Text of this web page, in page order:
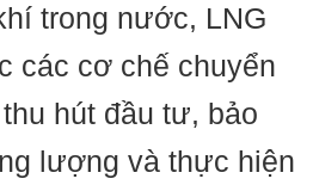
trong nước, LNG
các cơ chế chuyển
hút đầu tư, bảo
lượng và thực hiện